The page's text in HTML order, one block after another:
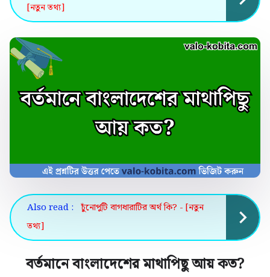
[নতুন তথ্য]
Also read : চুঁনোপুটি বাগধারাটির অর্থ কি? - [নতুন
তথ্য]
বর্তমানে বাংলাদেশের মাথাপিছু আয় কত?